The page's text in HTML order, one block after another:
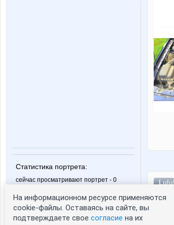
Статистика портрета:
сейчас просматривают портрет - 0
посетившие портрет за 7 дней - 0
На информационном ресурсе применяются
cookie-файлы. Оставаясь на сайте, вы
подтверждаете свое согласие на их